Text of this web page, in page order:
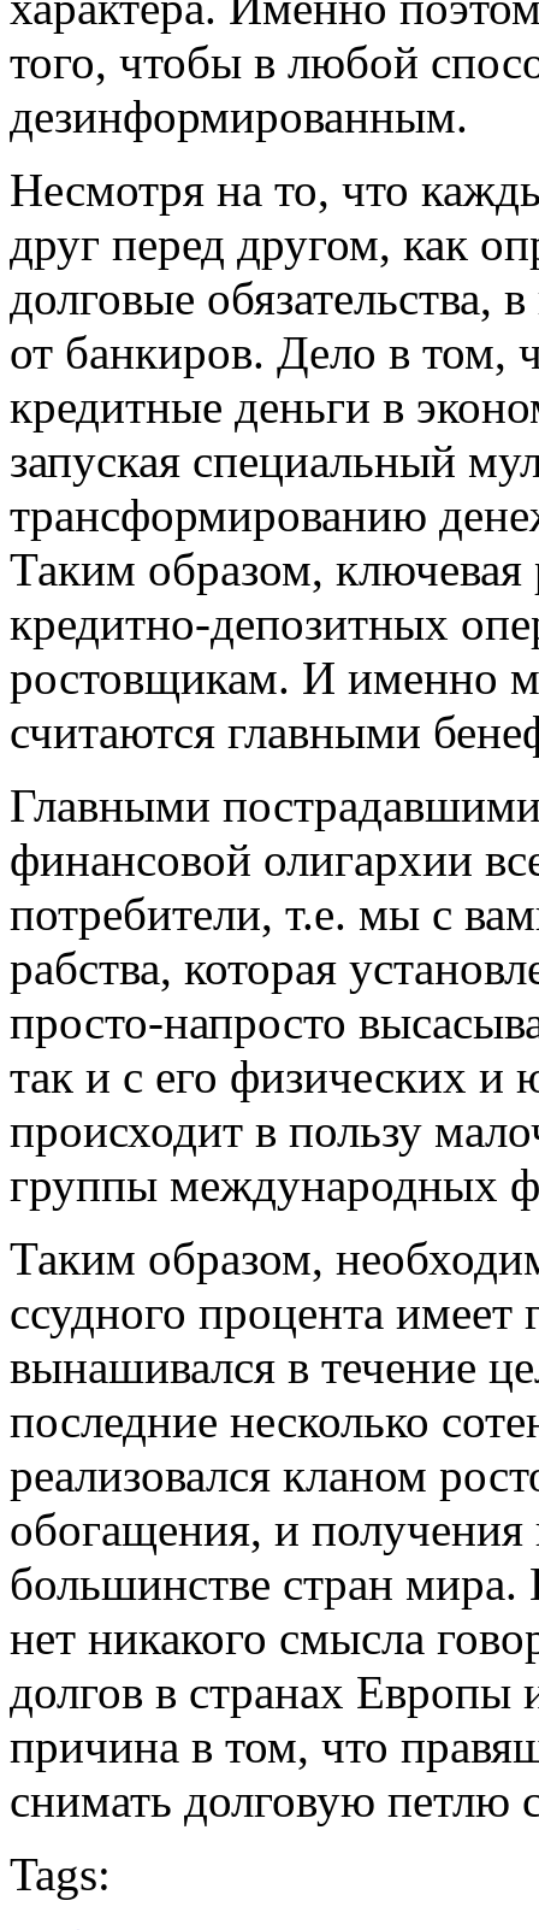
того, чтобы в любой
дезинформированным.
Несмотря на то, что
друг перед другом, как
долговые обязательства,
от банкиров. Дело в том,
кредитные деньги в
запуская специальный
трансформированию
Таким образом, ключевая
кредитно-депозитных
ростовщикам. И именно
считаются главными
Главными
финансовой олигархии
потребители, т.е. мы с
рабства, которая
просто-напросто
так и с его физических
происходит в пользу
группы международных
Таким образом,
ссудного процента имеет
вынашивался в течение
последние несколько
реализовался кланом
обогащения, и
большинстве стран
нет никакого смысла
долгов в странах
причина в том, что
снимать долговую
Tags: